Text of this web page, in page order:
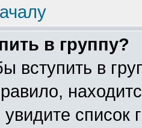
в группу?
вступить в
список